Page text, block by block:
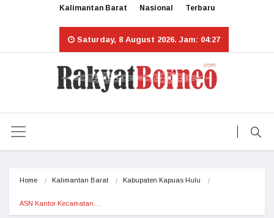
Kalimantan Barat Nasional Terbaru
Saturday, 8 August 2026. Jam: 04:27
Home Kalimantan Barat Kabupaten Kapuas Hulu
ASN Kantor Kecamatan…